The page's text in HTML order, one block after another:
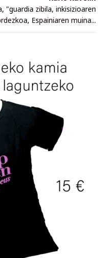
"guardia zibila, inkisizioaren
Espainiaren muina...